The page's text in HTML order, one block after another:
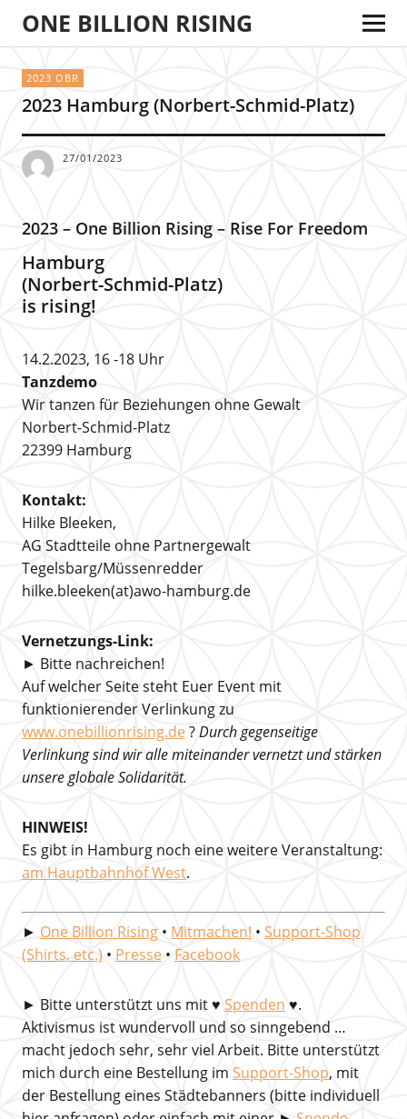
ONE BILLION RISING
2023 OBR
2023 Hamburg (Norbert-Schmid-Platz)
27/01/2023
2023 – One Billion Rising – Rise For Freedom
Hamburg
(Norbert-Schmid-Platz)
is rising!
14.2.2023, 16 -18 Uhr
Tanzdemo
Wir tanzen für Beziehungen ohne Gewalt
Norbert-Schmid-Platz
22399 Hamburg
Kontakt:
Hilke Bleeken,
AG Stadtteile ohne Partnergewalt
Tegelsbarg/Müssenredder
hilke.bleeken(at)awo-hamburg.de
Vernetzungs-Link:
► Bitte nachreichen!
Auf welcher Seite steht Euer Event mit
funktionierender Verlinkung zu
www.onebillionrising.de ?Durch gegenseitige
Verlinkung sind wir alle miteinander vernetzt und stärken
unsere globale Solidarität.
HINWEIS!
Es gibt in Hamburg noch eine weitere Veranstaltung:
am Hauptbahnhof West.
► One Billion Rising• Mitmachen! • Support-Shop
(Shirts, etc.)• Presse • Facebook
► Bitte unterstützt uns mit♥ Spenden ♥.
Aktivismus ist wundervoll und so sinngebend …
macht jedoch sehr, sehr viel Arbeit. Bitte unterstützt
mich durch eine Bestellung im Support-Shop, mit
der Bestellung eines Städtebanners (bitte individuell